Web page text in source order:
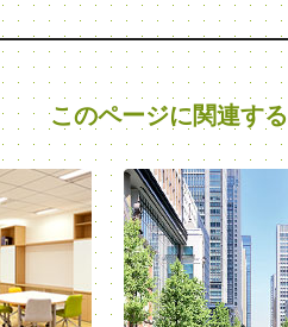
このページに関連する